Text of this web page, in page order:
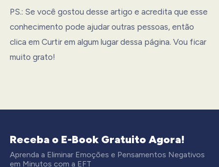
PS.: Se você gostou desse artigo e acredita que esse
conhecimento pode ajudar outras pessoas, então
clica em Curtir em algum lugar dessa página. Vou ficar
muito grato!
Receba o E-Book Gratuito Agora!
Aprenda a Eliminar Emoções e Pensamentos Negativos
em Minutos com a EFT